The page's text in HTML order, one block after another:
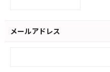
メールアドレス